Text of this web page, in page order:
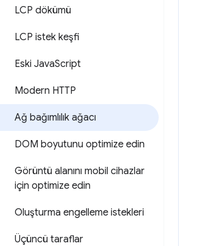
LCP dökümü
LCP istek keşfi
Eski JavaScript
Modern HTTP
Ağ bağımlılık ağacı
DOM boyutunu optimize edin
Görüntü alanını mobil cihazlar
için optimize edin
Oluşturma engelleme istekleri
Üçüncü taraflar